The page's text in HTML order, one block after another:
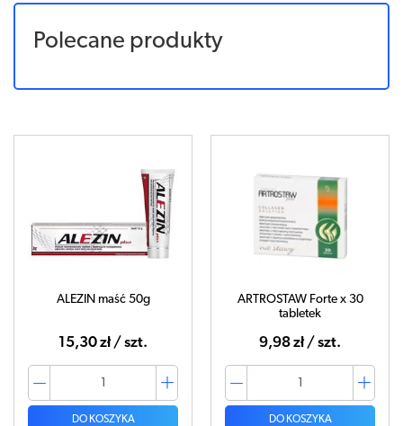
Polecane produkty
ALEZIN maść 50g
15,30 zł / szt.
DO KOSZYKA
ARTROSTAW Forte x 30
tabletek
9,98 zł / szt.
DO KOSZYKA